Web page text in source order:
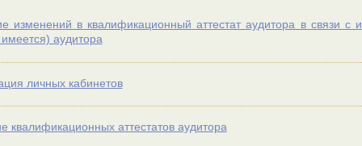
изменений в квалификационный аттестат аудитора в связи
аудитора
личных кабинетов
квалификационных аттестатов аудитора